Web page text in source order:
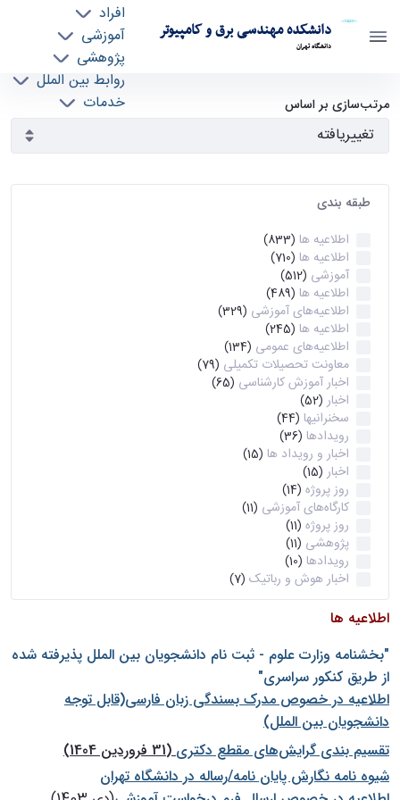
دانشکده مهندسی برق و کامپیوتر
دانشگاه تهران
افراد
آموزشی
پژوهشی
روابط بین الملل
خدمات
آرشیو اطلاعیه ها - ece- دانشکده مهندسی برق و
کامپیوتر
مرتب‌سازی بر اساس
طبقه بندی
اطلاعیه ها (833)
اطلاعیه ها (710)
آموزشی (512)
اطلاعیه ها (489)
اطلاعیه‌های‌ آموزشی (329)
اطلاعیه ها (245)
اطلاعیه‌های عمومی (134)
معاونت تحصیلات تکمیلی (79)
اخبار آموزش کارشناسی (65)
اخبار (52)
سخنرانیها (44)
رویدادها (36)
اخبار و رویداد ها (15)
اخبار (15)
روز پروژه (14)
کارگاه‌های آموزشی (11)
روز پروژه (11)
پژوهشی (11)
رویدادها (10)
اخبار هوش و رباتیک (7)
اطلاعیه ها
"بخشنامه وزارت علوم - ثبت نام دانشجويان بين الملل پذيرفته شده
از طريق كنكور سراسری"
اطلاعیه در خصوص مدرک بسندگی زبان فارسی(قابل توجه
دانشجویان بین الملل)
تقسیم بندی گرایش‌های مقطع دکتری(31 فروردین 1404)
شيوه نامه نگارش پايان نامه/رساله در دانشگاه تهران